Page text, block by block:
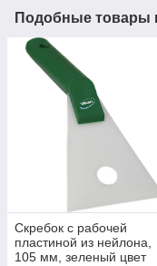
Подобные товары
Скребок с рабочей
пластиной из нейлона,
105 мм, зеленый цвет